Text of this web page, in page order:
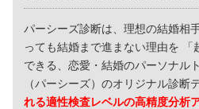
パーシーズ診断は、理想の結婚相
っても結婚まで進まない理由を
できる、恋愛・結婚のパーソナル
（パーシーズ）のオリジナル診断
れる適性検査レベルの高精度分析